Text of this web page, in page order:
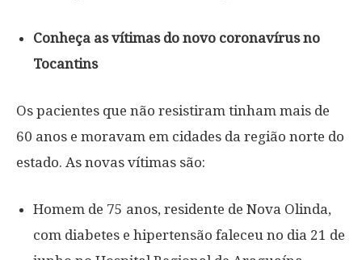
Conheça as vítimas do novo coronavírus no
Tocantins
Os pacientes que não resistiram tinham mais de
60 anos e moravam em cidades da região norte do
estado. As novas vítimas são:
Homem de 75 anos, residente de Nova Olinda,
com diabetes e hipertensão faleceu no dia 21 de